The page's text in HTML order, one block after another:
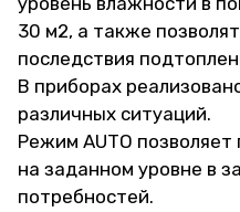
30 м2, а также
последствия
В приборах
различных ситуаций.
Режим AUTO
на заданном уровне в
потребностей.